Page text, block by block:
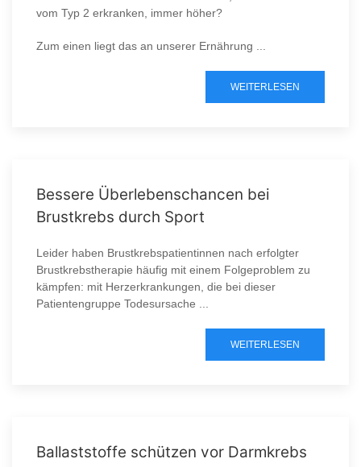
vom Typ 2 erkranken, immer höher?
Zum einen liegt das an unserer Ernährung ...
WEITERLESEN
Bessere Überlebenschancen bei
Brustkrebs durch Sport
Leider haben Brustkrebspatientinnen nach erfolgter
Brustkrebstherapie häufig mit einem Folgeproblem zu
kämpfen: mit Herzerkrankungen, die bei dieser
Patientengruppe Todesursache ...
WEITERLESEN
Ballaststoffe schützen vor Darmkrebs